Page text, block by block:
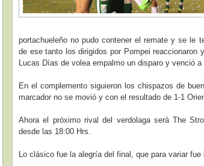
portachueleño no pudo contener el remate y se le
de ese tanto los dirigidos por Pompei
Lucas Días de volea empalmo un disparo y venció a
En el complemento siguieron los chispazos de
marcador no se movió y con el resultado de 1-1
Ahora el próximo rival del verdolaga será The
desde las 18:00 Hrs.
Lo clásico fue la alegría del final, que para variar fue